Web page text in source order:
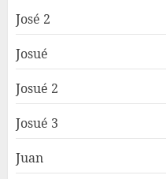
José 2
Josué
Josué 2
Josué 3
Juan